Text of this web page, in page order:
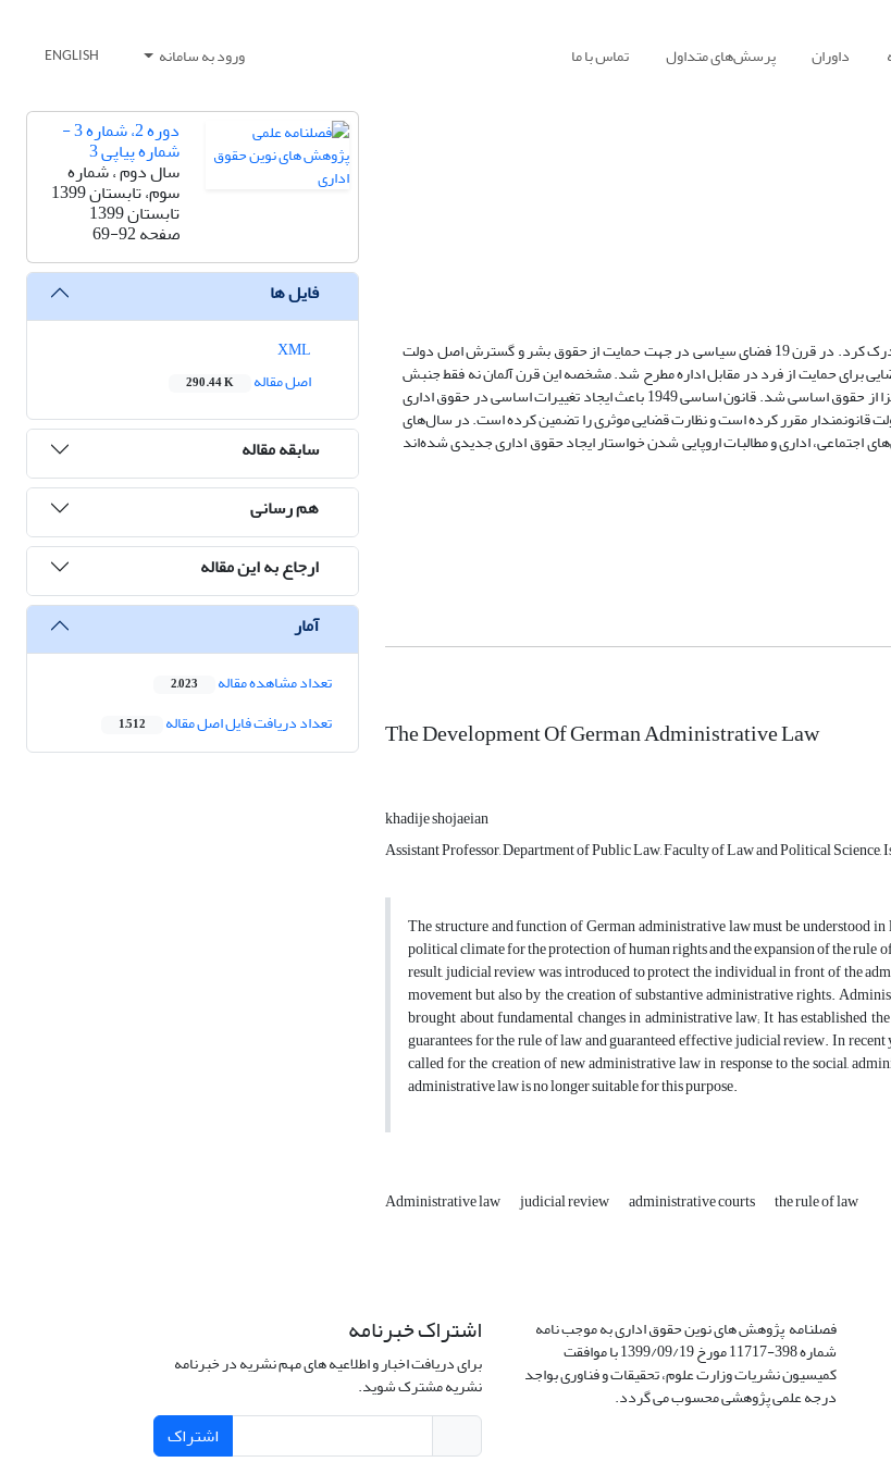
داوران پرسش‌های متداول تماس با ما ورود به سامانه ENGLISH
ساختار و عملکرد حقوق اداری آلمان را باید با توجه به مسائل تاریخی و الزامات قانون اساسی درک کرد. در قرن 19 فضای سیاسی در جهت حمایت از حقوق بشر و گسترش اصل دولت
برای حمایت از فرد در مقابل اداره مطرح شد. مشخصه این قرن آلمان نه فقط جنبش
حقوق اساسی بلکه همچنین ایجاد حقوق اداری ماهوی است. حقوق اداری تبدیل به رشته‌ای مجزا از حقوق اساسی شد. قانون اساسی 1949 باعث ایجاد تغییرات اساسی در حقوق اداری
قانونمندار مقرر کرده است و نظارت قضایی موثری را تضمین کرده است. در سال‌های
اجتماعی، اداری و مطالبات اروپایی شدن خواستار ایجاد حقوق اداری جدیدی شده‌اند
The Development Of German Administrative Law
khadije shojaeian
Assistant Professor, Department of Public Law, Faculty of Law and Political
The structure and function of German administrative law must be understood
political climate for the protection of human rights and the expansion of the
result, judicial review was introduced to protect the individual in front of the
movement but also by the creation of substantive administrative rights.
brought about fundamental changes in administrative law; It has established
guarantees for the rule of law and guaranteed effective judicial review. In
called for the creation of new administrative law in response to the social,
administrative law is no longer suitable for this purpose.
Administrative law judicial review administrative courts the rule of law
دوره 2، شماره 3 -
شماره پیاپی 3
سال دوم ، شماره
سوم، تابستان 1399
تابستان 1399
صفحه69-92
فایل ها
اصل مقاله
290.44 K
سابقه مقاله
هم رسانی
ارجاع به این مقاله
آمار
تعداد مشاهده مقاله 2,023
تعداد دریافت فایل اصل مقاله 1,512
فصلنامه پژوهش های نوین حقوق اداری به موجب نامه
شماره 398-11717 مورخ 1399/09/19 با موافقت
کمیسیون نشریات وزارت علوم، تحقیقات و فناوری بواجد
درجه علمی پژوهشی محسوب می گردد.
اشتراک خبرنامه
برای دریافت اخبار و اطلاعیه های مهم نشریه در خبرنامه
نشریه مشترک شوید.
اشتراک